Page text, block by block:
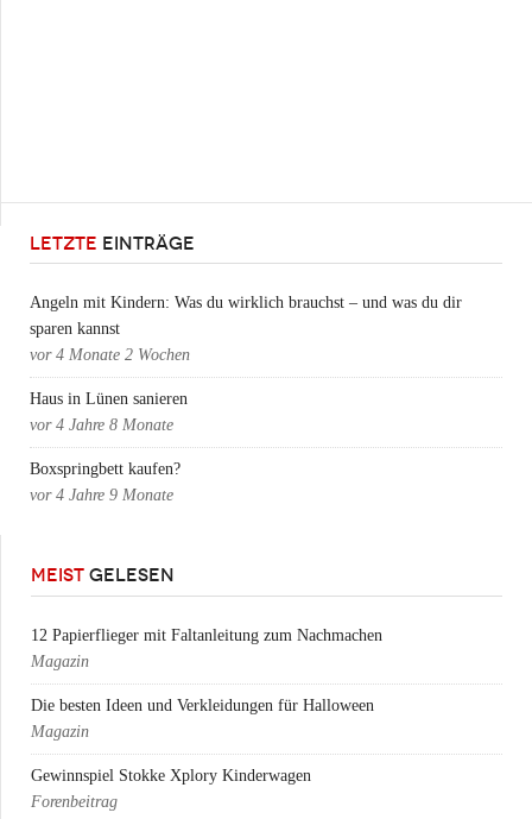
LETZTE EINTRÄGE
Angeln mit Kindern: Was du wirklich brauchst – und was du dir
sparen kannst
vor 4 Monate 2 Wochen
Haus in Lünen sanieren
vor 4 Jahre 8 Monate
Boxspringbett kaufen?
vor 4 Jahre 9 Monate
MEIST GELESEN
12 Papierflieger mit Faltanleitung zum Nachmachen
Magazin
Die besten Ideen und Verkleidungen für Halloween
Magazin
Gewinnspiel Stokke Xplory Kinderwagen
Forenbeitrag